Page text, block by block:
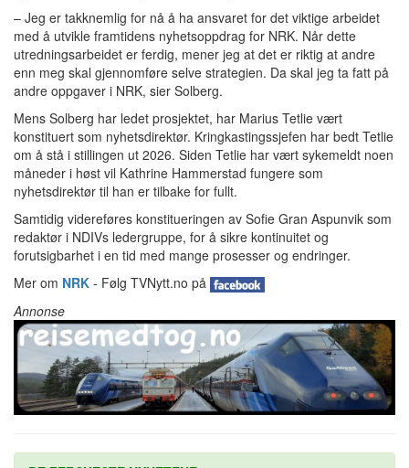
– Jeg er takknemlig for nå å ha ansvaret for det viktige arbeidet
med å utvikle framtidens nyhetsoppdrag for NRK. Når dette
utredningsarbeidet er ferdig, mener jeg at det er riktig at andre
enn meg skal gjennomføre selve strategien. Da skal jeg ta fatt på
andre oppgaver i NRK, sier Solberg.
Mens Solberg har ledet prosjektet, har Marius Tetlie vært
konstituert som nyhetsdirektør. Kringkastingssjefen har bedt Tetlie
om å stå i stillingen ut 2026. Siden Tetlie har vært sykemeldt noen
måneder i høst vil Kathrine Hammerstad fungere som
nyhetsdirektør til han er tilbake for fullt.
Samtidig videreføres konstitueringen av Sofie Gran Aspunvik som
redaktør i NDIVs ledergruppe, for å sikre kontinuitet og
forutsigbarhet i en tid med mange prosesser og endringer.
Mer om NRK - Følg TVNytt.no på
Annonse